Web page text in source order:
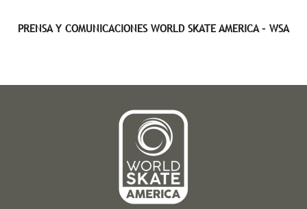
PRENSA Y COMUNICACIONES WORLD SKATE AMERICA – WSA